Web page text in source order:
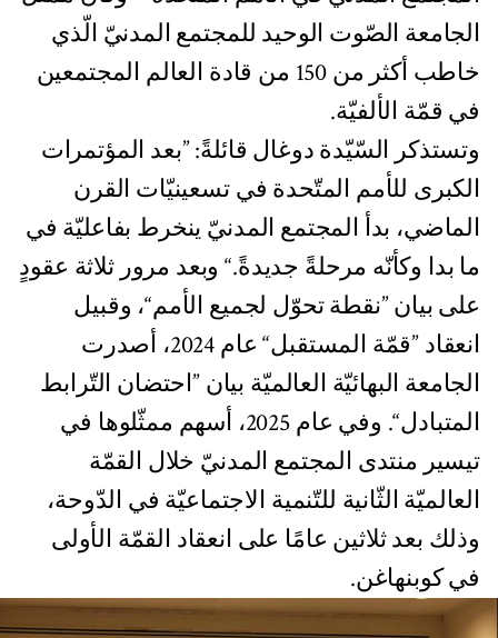
الجامعة الصّوت الوحيد للمجتمع المدنيّ الّذي
خاطب أكثر من 150 من قادة العالم المجتمعين
في قمّة الألفيّة.
وتستذكر السّيّدة دوغال قائلةً: ”بعد المؤتمرات
الكبرى للأمم المتّحدة في تسعينيّات القرن
الماضي، بدأ المجتمع المدنيّ ينخرط بفاعليّة في
ما بدا وكأنّه مرحلةً جديدةً.“ وبعد مرور ثلاثة عقودٍ
على بيان ”نقطة تحوّل لجميع الأمم“، وقبيل
انعقاد ”قمّة المستقبل“ عام 2024، أصدرت
الجامعة البهائيّة العالميّة بيان ”احتضان التّرابط
المتبادل“. وفي عام 2025، أسهم ممثّلوها في
تيسير منتدى المجتمع المدنيّ خلال القمّة
العالميّة الثّانية للتّنمية الاجتماعيّة في الدّوحة،
وذلك بعد ثلاثين عامًا على انعقاد القمّة الأولى
في كوبنهاغن.